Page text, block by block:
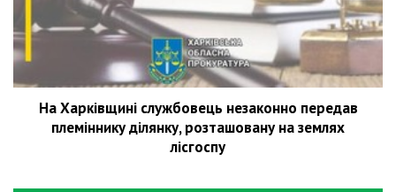
На Харківщині службовець незаконно передав
племіннику ділянку, розташовану на землях
лісгоспу